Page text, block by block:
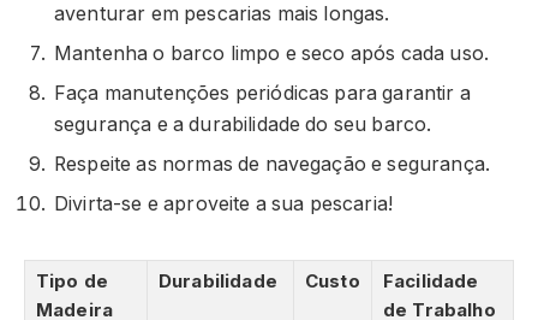
aventurar em pescarias mais longas.
Mantenha o barco limpo e seco após cada uso.
Faça manutenções periódicas para garantir a
segurança e a durabilidade do seu barco.
Respeite as normas de navegação e segurança.
Divirta-se e aproveite a sua pescaria!
Tipo de
Madeira
Durabilidade Custo
Facilidade
de Trabalho